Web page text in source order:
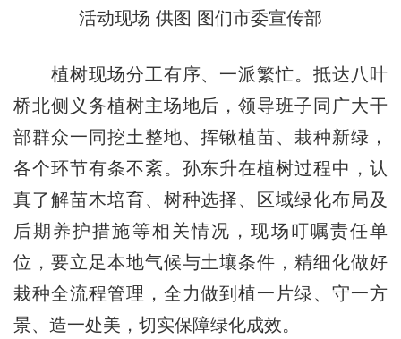
活动现场 供图 图们市委宣传部
植树现场分工有序、一派繁忙。抵达八叶
桥北侧义务植树主场地后，领导班子同广大干
部群众一同挖土整地、挥锹植苗、栽种新绿，
各个环节有条不紊。孙东升在植树过程中，认
真了解苗木培育、树种选择、区域绿化布局及
后期养护措施等相关情况，现场叮嘱责任单
位，要立足本地气候与土壤条件，精细化做好
栽种全流程管理，全力做到植一片绿、守一方
景、造一处美，切实保障绿化成效。